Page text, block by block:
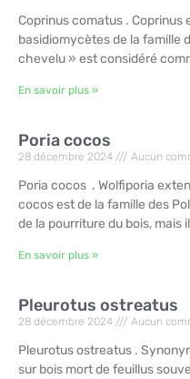
Coprinus comatus .
basidiomycètes de la famille
chevelu » est considéré
En savoir plus »
Poria cocos
28 décembre 2024 Aucun
Poria cocos . Wolfiporia
cocos est de la famille des
de la pourriture du bois, mais il
En savoir plus »
Pleurotus ostreatus
28 décembre 2024 Aucun
Pleurotus ostreatus .
sur bois mort de feuillus